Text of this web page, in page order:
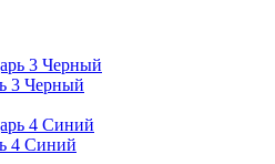
3 Черный
4 Синий